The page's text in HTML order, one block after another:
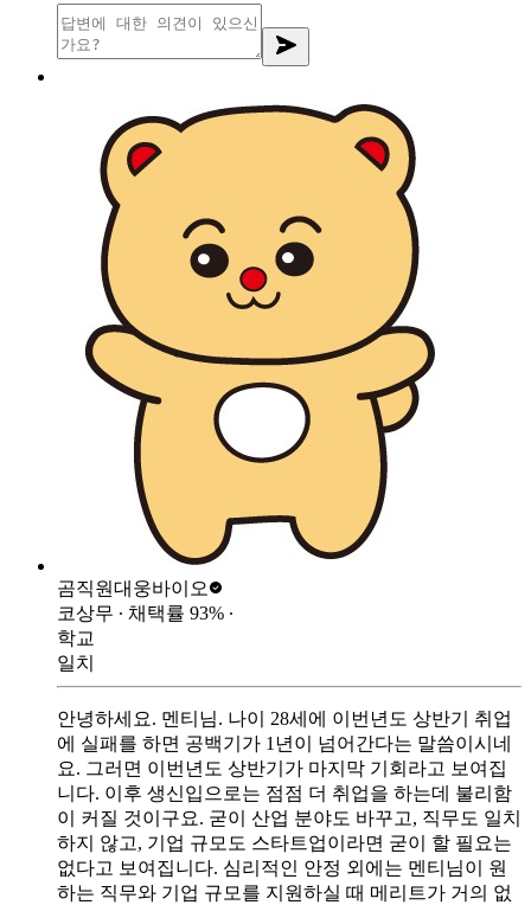
곰직원대웅바이오
코상무 ∙ 채택률 93% ∙
학교
일치
안녕하세요. 멘티님. 나이 28세에 이번년도 상반기 취업
에 실패를 하면 공백기가 1년이 넘어간다는 말씀이시네
요. 그러면 이번년도 상반기가 마지막 기회라고 보여집
니다. 이후 생신입으로는 점점 더 취업을 하는데 불리함
이 커질 것이구요. 굳이 산업 분야도 바꾸고, 직무도 일치
하지 않고, 기업 규모도 스타트업이라면 굳이 할 필요는
없다고 보여집니다. 심리적인 안정 외에는 멘티님이 원
하는 직무와 기업 규모를 지원하실 때 메리트가 거의 없